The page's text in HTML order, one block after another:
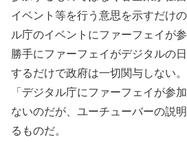
イベント等を行う意思を示すだけ
ル庁のイベントにファーフェイが
勝手にファーフェイがデジタルの
するだけで政府は一切関与しない
「デジタル庁にファーフェイが参
ないのだが、ユーチューバーの説
るものだ。